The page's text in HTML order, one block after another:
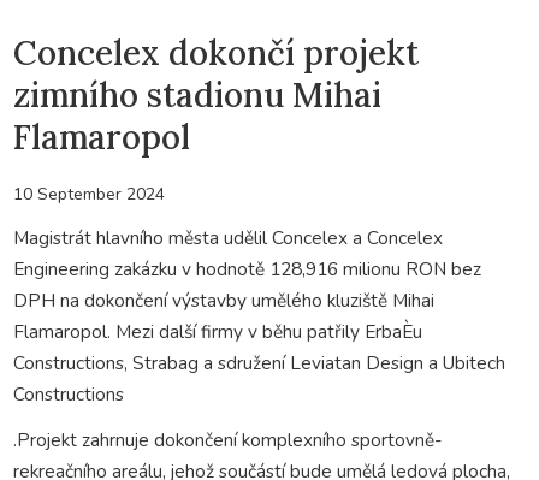
Concelex dokončí projekt
zimního stadionu Mihai
Flamaropol
10 September 2024
Magistrát hlavního města udělil Concelex a Concelex
Engineering zakázku v hodnotě 128,916 milionu RON bez
DPH na dokončení výstavby umělého kluziště Mihai
Flamaropol. Mezi další firmy v běhu patřily ErbaÈu
Constructions, Strabag a sdružení Leviatan Design a Ubitech
Constructions
.Projekt zahrnuje dokončení komplexního sportovně-
rekreačního areálu, jehož součástí bude umělá ledová plocha,